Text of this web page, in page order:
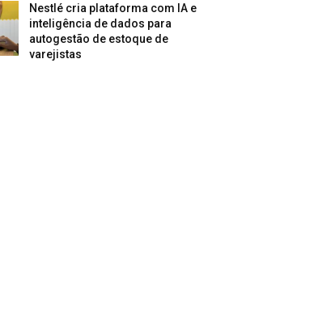
Nestlé cria plataforma com IA e
inteligência de dados para
autogestão de estoque de
varejistas